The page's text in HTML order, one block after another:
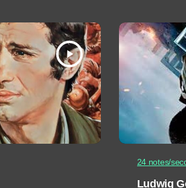
play_arrow
24 notes/
Ludwig